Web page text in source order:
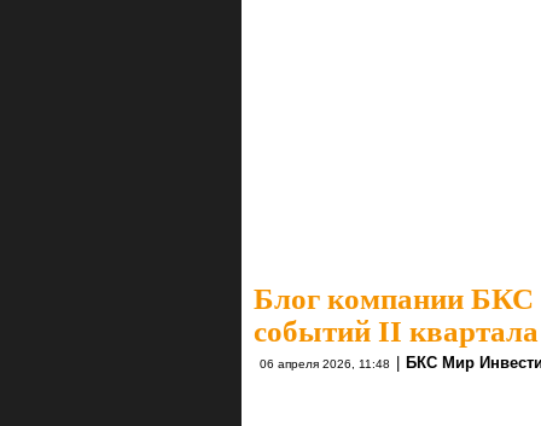
Блог компании БКС
событий II квартала
06 апреля 2026, 11:48 БКС Мир